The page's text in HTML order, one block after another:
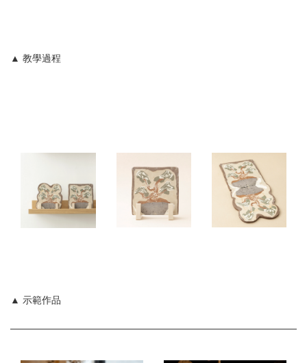
▲ 教學過程
▲ 示範作品